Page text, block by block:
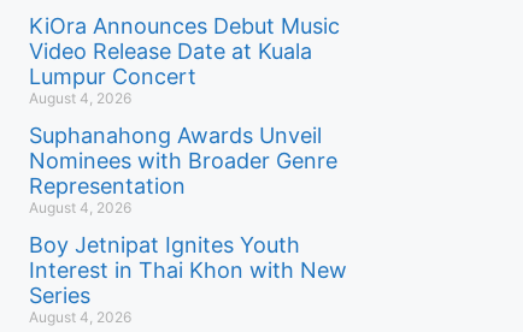
KiOra Announces Debut Music
Video Release Date at Kuala
Lumpur Concert
August 4, 2026
Suphanahong Awards Unveil
Nominees with Broader Genre
Representation
August 4, 2026
Boy Jetnipat Ignites Youth
Interest in Thai Khon with New
Series
August 4, 2026